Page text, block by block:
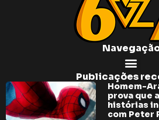
Publicações
Homem-
prova que
histórias
com Peter